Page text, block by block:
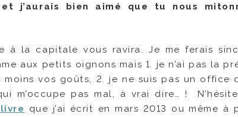
j’aurais bien aimé que tu nous
à la capitale vous ravira. Je me ferais
aux petits oignons mais 1. je n’ai pas la
vos goûts, 2. je ne suis pas un office
m’occupe pas mal, à vrai dire… !
que j’ai écrit en mars 2013 ou même